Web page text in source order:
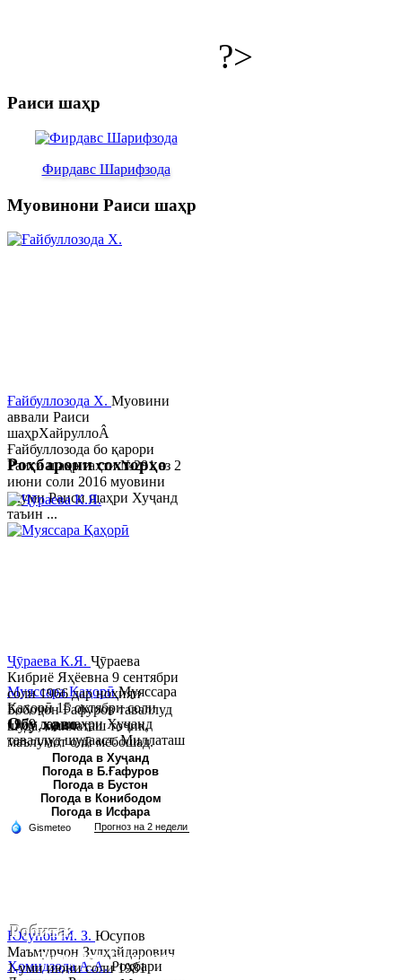
?>
Раиси шаҳр
Фирдавс Шарифзода
Муовинони Раиси шаҳр
Ғайбуллозода Х. Муовини
аввали Раиси
шаҳрХайруллоÂ
Ғайбуллозода бо қарори
Раиси шаҳр таҳти №281 аз 2
июни соли 2016 муовини
якуми Раиси шаҳри Хуҷанд
таъин ...
Муяссара ҚаҳорӣМуяссара
Қаҳорӣ 15 октябри соли
1979 дар шаҳри Хуҷанд
таваллуд шудааст. Миллаташ
тоҷик. Маълумот олӣ. Соли
2002 Донишгоҳи давлатии
Хуҷанд ба...
Ҳомидзода А.А.Роҳбари
Роҳбарони сохторҳо
Ҷӯраева К.Я. Ҷӯраева
Кибриё Яҳёевна 9 сентябри
соли 1966 дар ноҳияи
Бобоҷон Ғафуров таваллуд
шуда, миллаташ тоҷик,
маълумот олӣ мебошад.
Соли 1997 Донишг...
Юсупов М. З. Юсупов
Маъмурҷон Зулҳайдарович
1-уми июни соли 1981
Обу хаво
Погода в Хуҷанд
Погода в Б.Ғафуров
Погода в Бустон
Погода в Конибодом
Погода в Исфара
Робита:
Ҷумҳурии Тоҷикистон, вилояти Суғд,